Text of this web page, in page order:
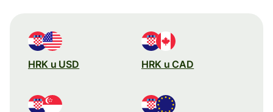
HRK u USD HRK u CAD